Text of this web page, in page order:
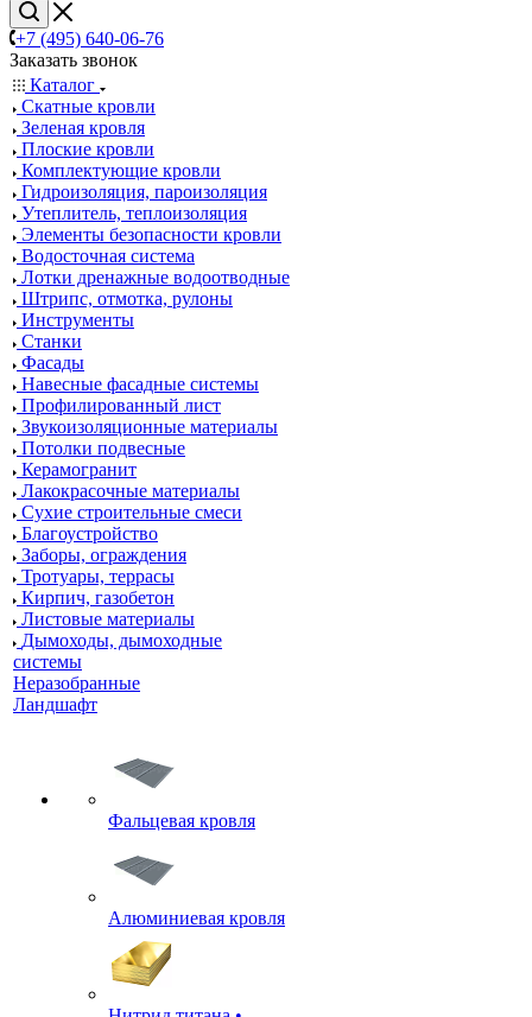
+7 (495) 640-06-76
Заказать звонок
Каталог
Скатные кровли
Зеленая кровля
Плоские кровли
Комплектующие кровли
Гидроизоляция, пароизоляция
Утеплитель, теплоизоляция
Элементы безопасности кровли
Водосточная система
Лотки дренажные водоотводные
Штрипс, отмотка, рулоны
Инструменты
Станки
Фасады
Навесные фасадные системы
Профилированный лист
Звукоизоляционные материалы
Потолки подвесные
Керамогранит
Лакокрасочные материалы
Сухие строительные смеси
Благоустройство
Заборы, ограждения
Тротуары, террасы
Кирпич, газобетон
Листовые материалы
Дымоходы, дымоходные
системы
Неразобранные
Ландшафт
Фальцевая кровля
Алюминиевая кровля